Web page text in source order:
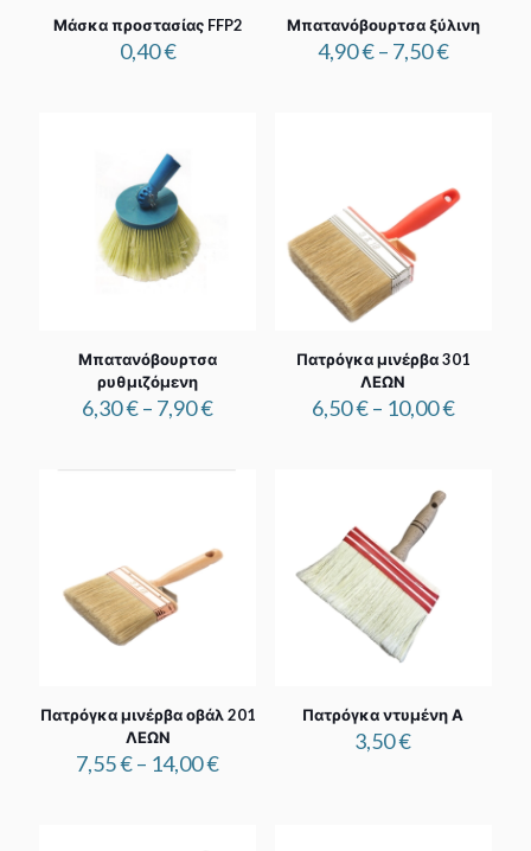
Μάσκα προστασίας FFP2
0,40€
Μπατανόβουρτσα ξύλινη
4,90€– 7,50€Price
Μπατανόβουρτσα
ρυθμιζόμενη
6,30€– 7,90€Price
through
Πατρόγκα μινέρβα 301
ΛΕΩΝ
6,50€– 10,00€Price
Πατρόγκα μινέρβα οβάλ 201
ΛΕΩΝ
7,55€– 14,00€Price
Πατρόγκα ντυμένη Α
3,50€